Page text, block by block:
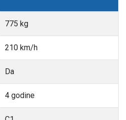
775 kg
210 km/h
Da
4 godine